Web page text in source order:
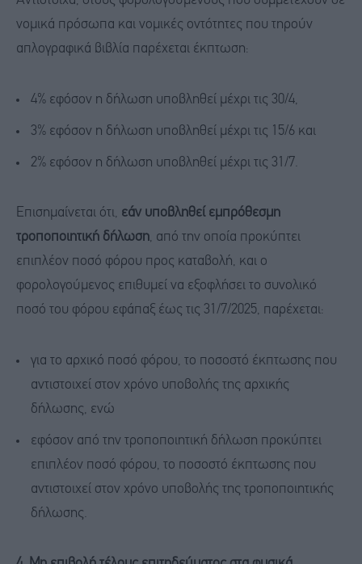
νομικά πρόσωπα και νομικές οντότητες που τηρούν
απλογραφικά βιβλία παρέχεται έκπτωση:
4% εφόσον η δήλωση υποβληθεί μέχρι τις 30/4,
3% εφόσον η δήλωση υποβληθεί μέχρι τις 15/6 και
2% εφόσον η δήλωση υποβληθεί μέχρι τις 31/7.
Επισημαίνεται ότι, εάν υποβληθεί εμπρόθεσμη
τροποποιητική δήλωση, από την οποία προκύπτει
επιπλέον ποσό φόρου προς καταβολή, και ο
φορολογούμενος επιθυμεί να εξοφλήσει το συνολικό
ποσό του φόρου εφάπαξ έως τις 31/7/2025, παρέχεται:
για το αρχικό ποσό φόρου, το ποσοστό έκπτωσης που
αντιστοιχεί στον χρόνο υποβολής της αρχικής
δήλωσης, ενώ
εφόσον από την τροποποιητική δήλωση προκύπτει
επιπλέον ποσό φόρου, το ποσοστό έκπτωσης που
αντιστοιχεί στον χρόνο υποβολής της τροποποιητικής
δήλωσης.